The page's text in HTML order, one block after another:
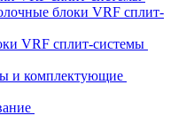
блоки VRF сплит-
VRF сплит-системы
и комплектующие